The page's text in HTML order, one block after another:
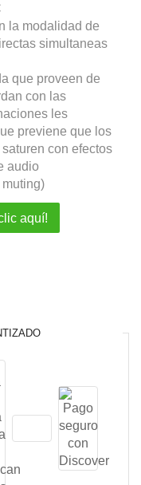
la modalidad de
simultaneas
que proveen de
con las
les
previene que los
con efectos
audio
aquí!